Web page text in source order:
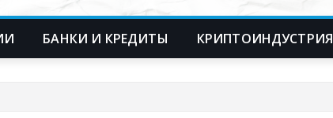
БАНКИ И КРЕДИТЫ КРИПТОИНДУСТРИЯ